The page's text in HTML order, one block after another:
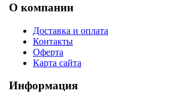
О компании
Доставка и оплата
Контакты
Оферта
Карта сайта
Информация